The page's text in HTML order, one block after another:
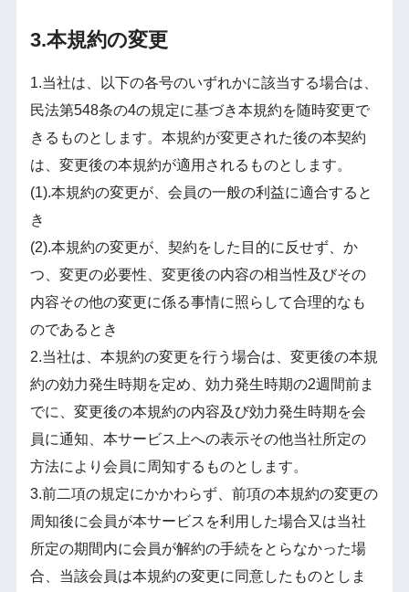
3.本規約の変更
1.当社は、以下の各号のいずれかに該当する場合は、
民法第548条の4の規定に基づき本規約を随時変更で
きるものとします。本規約が変更された後の本契約
は、変更後の本規約が適用されるものとします。
(1).本規約の変更が、会員の一般の利益に適合すると
き
(2).本規約の変更が、契約をした目的に反せず、か
つ、変更の必要性、変更後の内容の相当性及びその
内容その他の変更に係る事情に照らして合理的なも
のであるとき
2.当社は、本規約の変更を行う場合は、変更後の本規
約の効力発生時期を定め、効力発生時期の2週間前ま
でに、変更後の本規約の内容及び効力発生時期を会
員に通知、本サービス上への表示その他当社所定の
方法により会員に周知するものとします。
3.前二項の規定にかかわらず、前項の本規約の変更の
周知後に会員が本サービスを利用した場合又は当社
所定の期間内に会員が解約の手続をとらなかった場
合、当該会員は本規約の変更に同意したものとしま